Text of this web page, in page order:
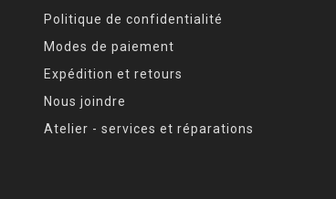
Politique de confidentialité
Modes de paiement
Expédition et retours
Nous joindre
Atelier - services et réparations